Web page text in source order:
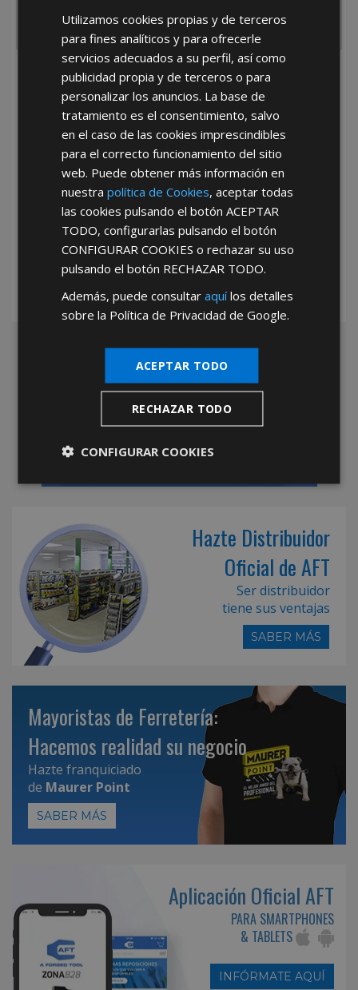
He leído y acepto la Política de Privacidad
*Abstenerse particulares, sólo venta a tiendas y empresas minoristas y
Hazte Distribuidor
Oficial de AFT
Ser distribuidor
tiene sus ventajas
SABER MÁS
Mayoristas de Ferretería:
Hacemos realidad su negocio
Hazte franquiciado
de Maurer Point
SABER MÁS
Aplicación Oficial AFT
PARA SMARTPHONES
& TABLETS
INFÓRMATE AQUÍ
Utilizamos cookies propias y de terceros
para fines analíticos y para ofrecerle
servicios adecuados a su perfil, así como
publicidad propia y de terceros o para
personalizar los anuncios. La base de
tratamiento es el consentimiento, salvo
en el caso de las cookies imprescindibles
para el correcto funcionamiento del sitio
web. Puede obtener más información en
nuestrapolítica de Cookies, aceptar todas
las cookies pulsando el botónACEPTAR
TODO, configurarlas pulsando el botón
CONFIGURAR COOKIES o rechazar su uso
pulsando el botón RECHAZAR TODO.
Además, puede consultaraquílos detalles
sobre la Política de Privacidad de Google.
ACEPTAR TODO
RECHAZAR TODO
CONFIGURAR COOKIES